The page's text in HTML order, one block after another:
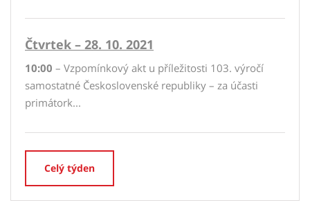
Čtvrtek – 28. 10. 2021
10:00 – Vzpomínkový akt u příležitosti 103. výročí
samostatné Československé republiky – za účasti
primátork...
Celý týden